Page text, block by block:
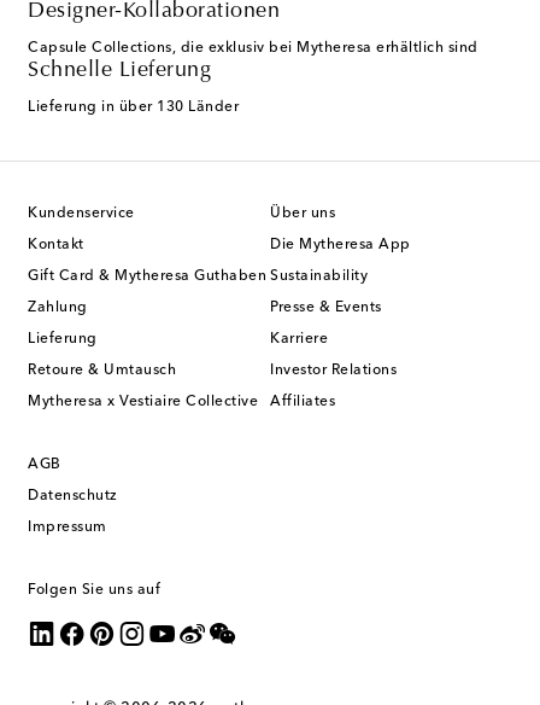
Designer-Kollaborationen
Capsule Collections, die exklusiv bei Mytheresa erhältlich sind
Schnelle Lieferung
Lieferung in über 130 Länder
Kundenservice
Kontakt
Gift Card & Mytheresa Guthaben
Zahlung
Lieferung
Retoure & Umtausch
Mytheresa x Vestiaire Collective
Über uns
Die Mytheresa App
Sustainability
Presse & Events
Karriere
Investor Relations
Affiliates
AGB
Datenschutz
Impressum
Folgen Sie uns auf